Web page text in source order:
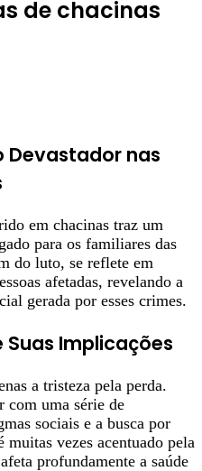
de chacinas
Devastador nas
em chacinas traz um
para os familiares das
do luto, se reflete em
afetadas, revelando a
gerada por esses crimes.
Suas Implicações
a tristeza pela perda.
com uma série de
sociais e a busca por
muitas vezes acentuado pela
profundamente a saúde